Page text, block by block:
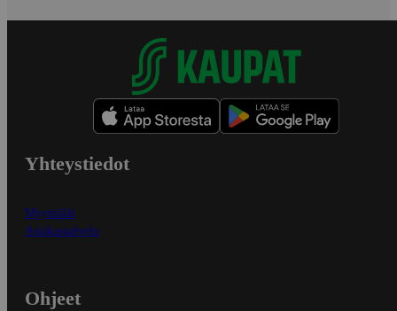
Yhteystiedot
Myymälät
Asiakaspalvelu
Ohjeet